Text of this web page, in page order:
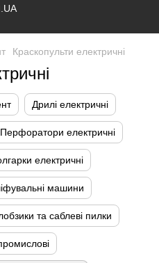
Краскопульти електричні
Дрилі електричні
Перфоратори електричні
електричні
машини
та саблеві пилки